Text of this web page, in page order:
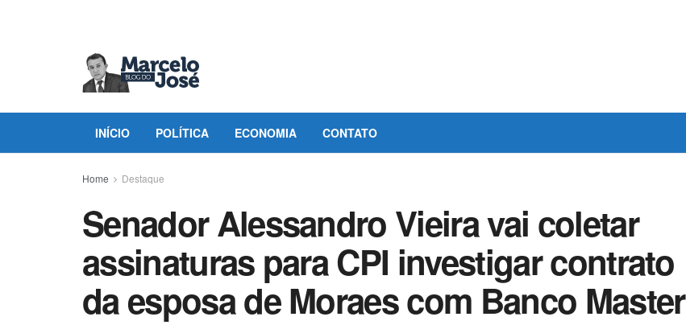
INÍCIO POLÍTICA ECONOMIA CONTATO
Home Destaque
Senador Alessandro Vieira vai coletar
assinaturas para CPI investigar contrato
da esposa de Moraes com Banco Master